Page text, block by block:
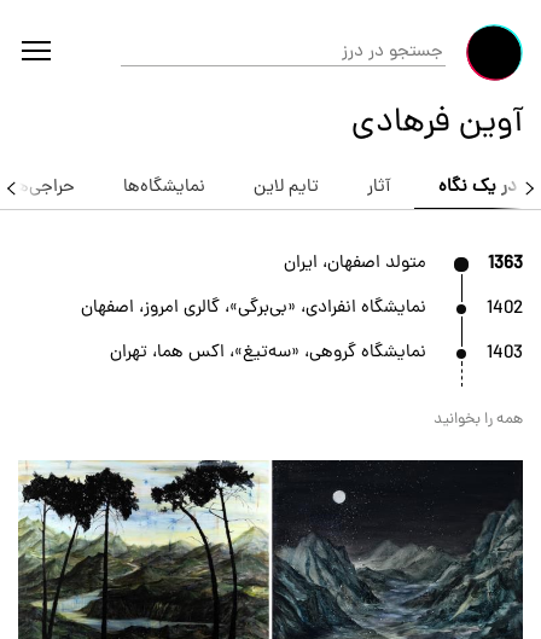
آوین فرهادی
در یک نگاه آثار تایم لاین نمایشگاه‌ها حراجی‌ها
1363 متولد اصفهان، ایران
1402 نمایشگاه انفرادی، «بی‌برگی»، گالری امروز، اصفهان
1403 نمایشگاه گروهی، «سه‌تیغ»، اکس هما، تهران
همه را بخوانید